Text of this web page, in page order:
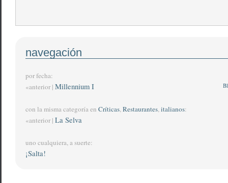
navegación
por fecha:
«anterior | Millennium I
con la misma categoría en Críticas,Restaurantes,italianos:
«anterior | La Selva
uno cualquiera, a suerte:
¡Salta!